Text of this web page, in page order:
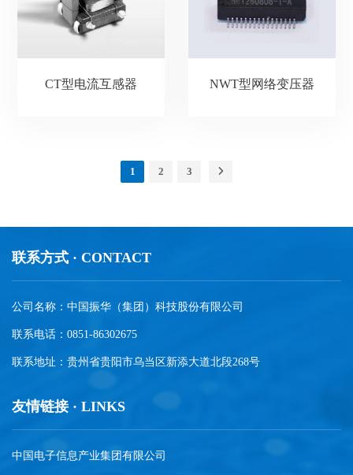
CT型电流互感器 NWT型网络变压器
1 2 3
联系方式 · CONTACT
公司名称：中国振华（集团）科技股份有限公司
联系电话：0851-86302675
联系地址：贵州省贵阳市乌当区新添大道北段268号
友情链接 · LINKS
中国电子信息产业集团有限公司